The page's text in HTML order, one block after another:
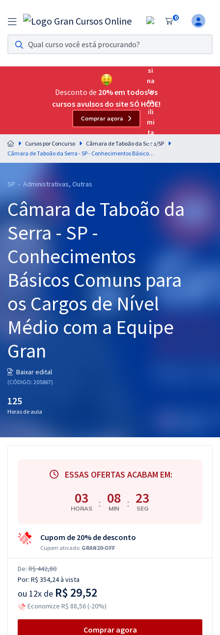
0
Assinatura Ilimitada 11
Acesso a todos os cursos. Teste grátis por 7 dias!
Assinatura OAB Até Passar
Acesso ilimitado a toda preparação para o Exame da
Residências Multiprofissionais
Preparação completa e intensiva para as principais
residências em saúde do Brasil
Cursos 20% OFF
Pós
Graduação
OAB
Questões grátis
Aprovados
Desconto de 20% em todos os
cursos avulsos do site SÓ HOJE!
Comprar agora
Cursos por Concurso
Câmara de Taboão da Serra/SP
Câmara de Taboão da Serra - SP - Conhecimentos Básicos Comuns para os Cargos de Nível Médio com a Equipe Gran
SP - Administrativas, Outras
Câmara de Taboão da
Serra - SP -
Conhecimentos
Básicos Comuns para
os Cargos de Nível
Médio com a Equipe
Gran
Baixar edital
(CÓDIGO: 205867)
125
Horas de aula
ESSAS OFERTAS ACABAM EM:
03
HORAS : 08
MIN : 22
SEG
Cupom de 20% de desconto
Cupom ativado: GRAN20-OFF
De: R$ 442,80
Por: R$ 354,24à vista
ou 12x de R$ 29,52
Economize R$ 88,56 (-20%)
Comprar agora